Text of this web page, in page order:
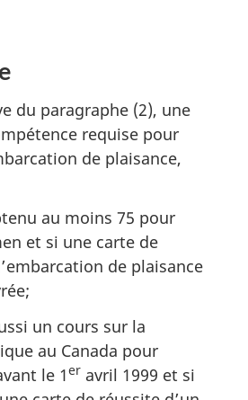
du paragraphe (2), une
requise pour
de plaisance,
au moins 75 pour
et si une carte de
de plaisance
un cours sur la
au Canada pour
le 1er avril 1999 et si